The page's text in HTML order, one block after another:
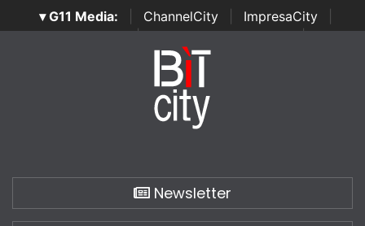
▾ G11 Media: ChannelCity ImpresaCity
SecurityOpenLab | Italian Channel Awards | Italian
Italian Security Awards
Newsletter